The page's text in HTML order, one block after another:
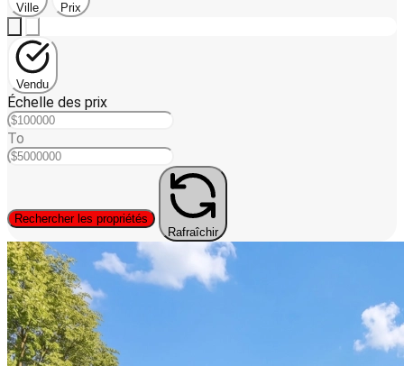
Ville Prix
Vendu
Échelle des prix
To
Rechercher les propriétés
Rafraîchir